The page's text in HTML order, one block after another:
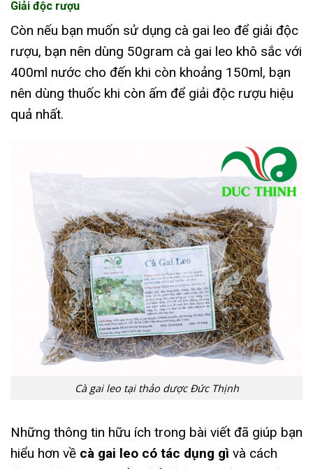
Giải độc rượu
Còn nếu bạn muốn sử dụng cà gai leo để giải độc
rượu, bạn nên dùng 50gram cà gai leo khô sắc với
400ml nước cho đến khi còn khoảng 150ml, bạn
nên dùng thuốc khi còn ấm để giải độc rượu hiệu
quả nhất.
Cà gai leo tại thảo dược Đức Thịnh
Những thông tin hữu ích trong bài viết đã giúp bạn
hiểu hơn về cà gai leo có tác dụng gì và cách